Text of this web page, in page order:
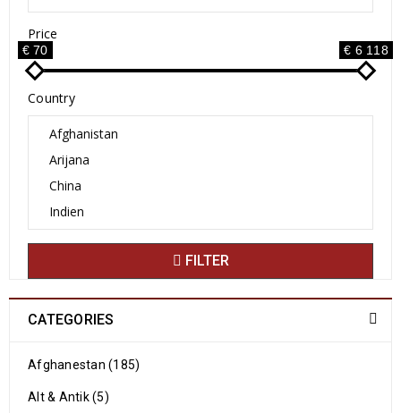
Price
€ 70 € 6 118
Country
FILTER
CATEGORIES
Afghanestan (185)
Alt & Antik (5)